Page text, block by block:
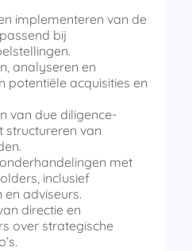
implementeren van de
bij
analyseren en
potentiële acquisities en
van due diligence-
structureren van
met
inclusief
adviseurs.
directie en
over strategische